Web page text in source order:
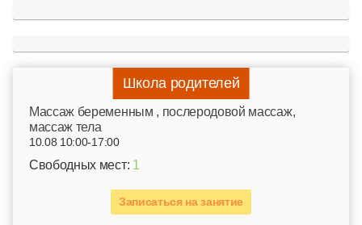
Школа родителей
Mассаж беременным , послеродовой массаж,
массаж тела
10.08 10:00-17:00
Свободных мест: 1
Записаться на занятие